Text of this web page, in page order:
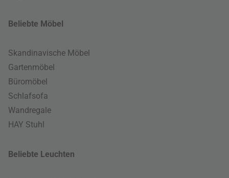
Beliebte Möbel
Skandinavische Möbel
Gartenmöbel
Büromöbel
Schlafsofa
Wandregale
HAY Stuhl
Beliebte Leuchten